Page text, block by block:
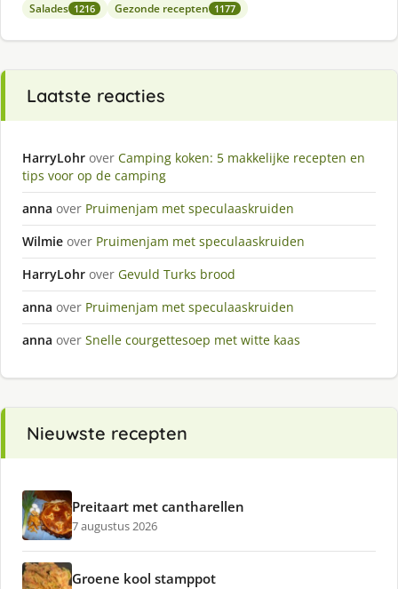
Salades 1216 Gezonde recepten 1177
Laatste reacties
HarryLohr over Camping koken: 5 makkelijke recepten en
tips voor op de camping
anna over Pruimenjam met speculaaskruiden
Wilmie over Pruimenjam met speculaaskruiden
HarryLohr over Gevuld Turks brood
anna over Pruimenjam met speculaaskruiden
anna over Snelle courgettesoep met witte kaas
Nieuwste recepten
Preitaart met cantharellen
7 augustus 2026
Groene kool stamppot